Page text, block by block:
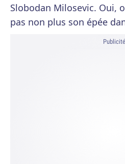
Slobodan Milosevic. Oui,
pas non plus son épée
Publicité